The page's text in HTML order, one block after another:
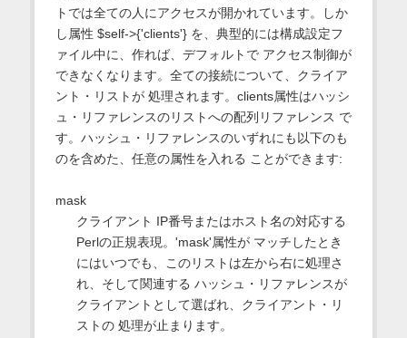
トでは全ての人にアクセスが開かれています。しか
し属性 $self->{'clients'} を、典型的には構成設定フ
ァイル中に、作れば、デフォルトで アクセス制御が
できなくなります。全ての接続について、クライア
ント・リストが 処理されます。clients属性はハッシ
ュ・リファレンスのリストへの配列リファレンス で
す。ハッシュ・リファレンスのいずれにも以下のも
のを含めた、任意の属性を入れる ことができます:
mask
クライアント IP番号またはホスト名の対応する
Perlの正規表現。'mask'属性が マッチしたとき
にはいつでも、このリストは左から右に処理さ
れ、そして関連する ハッシュ・リファレンスが
クライアントとして選ばれ、クライアント・リ
ストの 処理が止まります。